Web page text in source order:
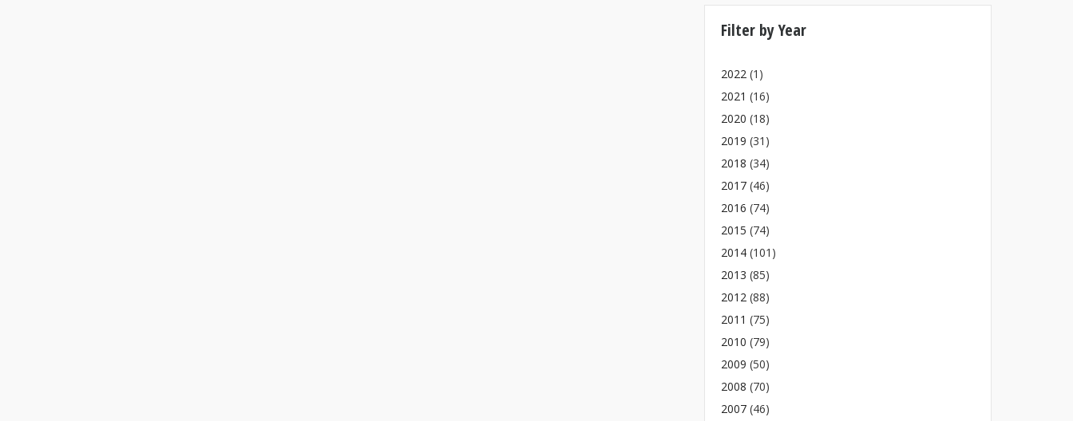
Filter by Year
2022 (1)
2021 (16)
2020 (18)
2019 (31)
2018 (34)
2017 (46)
2016 (74)
2015 (74)
2014 (101)
2013 (85)
2012 (88)
2011 (75)
2010 (79)
2009 (50)
2008 (70)
2007 (46)